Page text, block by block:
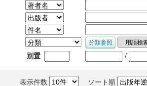
別置 /
表示件数 ソート順